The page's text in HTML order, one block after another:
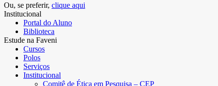
Ou, se preferir, clique aqui
Institucional
Portal do Aluno
Biblioteca
Estude na Faveni
Cursos
Polos
Serviços
Institucional
Comitê de Ética em Pesquisa – CEP